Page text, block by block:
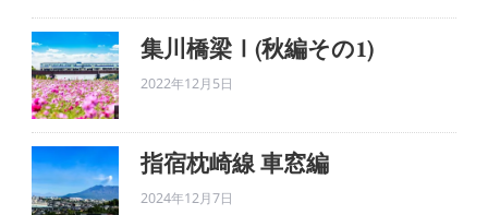
集川橋梁Ⅰ(秋編その1)
2022年12月5日
指宿枕崎線 車窓編
2024年12月7日